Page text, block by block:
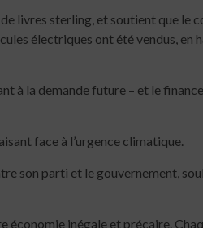
livres sterling, et soutient que le
électriques ont été vendus, en
à la demande future – et le
face à l’urgence climatique.
son parti et le gouvernement,
économie inégale et précaire.